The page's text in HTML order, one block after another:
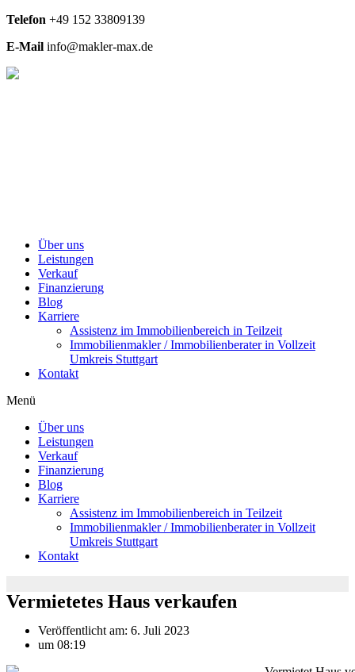
Telefon +49 152 33809139
E-Mail info@makler-max.de
Über uns
Leistungen
Verkauf
Finanzierung
Blog
Karriere
Assistenz im Immobilienbereich in Teilzeit
Immobilienmakler / Immobilienberater in Vollzeit
Umkreis Stuttgart
Kontakt
Menü
Über uns
Leistungen
Verkauf
Finanzierung
Blog
Karriere
Assistenz im Immobilienbereich in Teilzeit
Immobilienmakler / Immobilienberater in Vollzeit
Umkreis Stuttgart
Kontakt
Vermietetes Haus verkaufen
Veröffentlicht am: 6. Juli 2023
um 08:19